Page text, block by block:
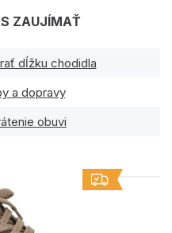
ZAUJÍMAŤ
dĺžku chodidla
a dopravy
obuvi